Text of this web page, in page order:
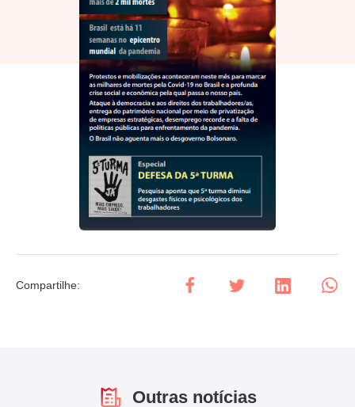
Compartilhe:
Outras notícias